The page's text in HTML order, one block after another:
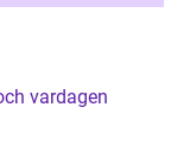
vardagen